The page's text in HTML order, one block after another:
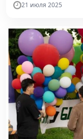
21 июля 2025